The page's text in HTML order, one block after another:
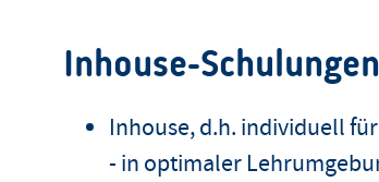
Inhouse-
Inhouse, d.h. individuell
- in optimaler